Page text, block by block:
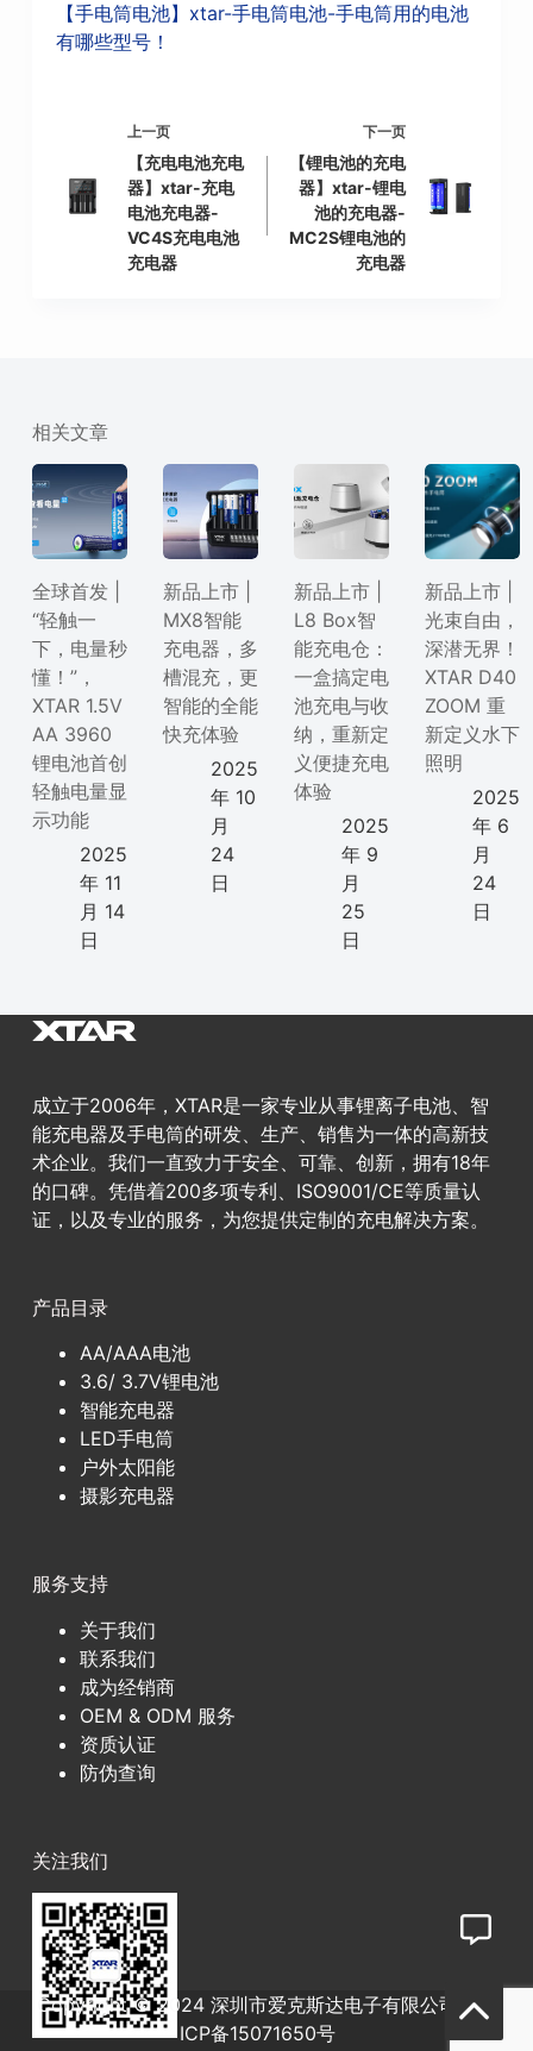
【手电筒电池】xtar-手电筒电池-手电筒用的电池
有哪些型号！
上一页
【充电电池充电
器】xtar-充电
电池充电器-
VC4S充电电池
充电器
下一页
【锂电池的充电
器】xtar-锂电
池的充电器-
MC2S锂电池的
充电器
相关文章
全球首发 |
“轻触一
下，电量秒
懂！”，
XTAR 1.5V
AA 3960
锂电池首创
轻触电量显
示功能
2025
年 11
月 14
日
新品上市 |
MX8智能
充电器，多
槽混充，更
智能的全能
快充体验
2025
年 10
月
24
日
新品上市 |
L8 Box智
能充电仓：
一盒搞定电
池充电与收
纳，重新定
义便捷充电
体验
2025
年 9
月
25
日
新品上市 |
光束自由，
深潜无界！
XTAR D40
ZOOM 重
新定义水下
照明
2025
年 6
月
24
日
成立于2006年，XTAR是一家专业从事锂离子电池、智
能充电器及手电筒的研发、生产、销售为一体的高新技
术企业。我们一直致力于安全、可靠、创新，拥有18年
的口碑。凭借着200多项专利、ISO9001/CE等质量认
证，以及专业的服务，为您提供定制的充电解决方案。
产品目录
AA/AAA电池
3.6/ 3.7V锂电池
智能充电器
LED手电筒
户外太阳能
摄影充电器
服务支持
关于我们
联系我们
成为经销商
OEM & ODM 服务
资质认证
防伪查询
关注我们
Copyright © 2024 深圳市爱克斯达电子有限公司粤
ICP备15071650号